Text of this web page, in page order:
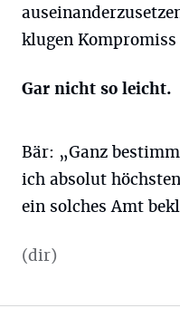
klugen
Gar nicht so leicht.
Bär: „Ganz
ich absolut
ein solches Amt
(dir)